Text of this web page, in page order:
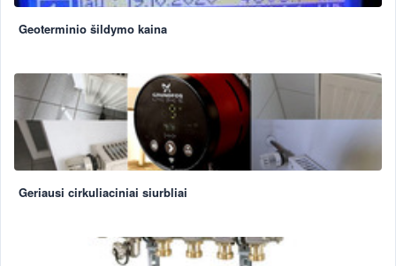
Geoterminio šildymo kaina
Geriausi cirkuliaciniai siurbliai